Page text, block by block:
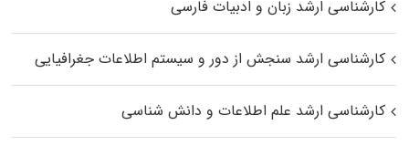
کارشناسی ارشد زبان و ادبیات فارسی
کارشناسی ارشد سنجش از دور و سیستم اطلاعات جغرافیایی
کارشناسی ارشد علم اطلاعات و دانش شناسی